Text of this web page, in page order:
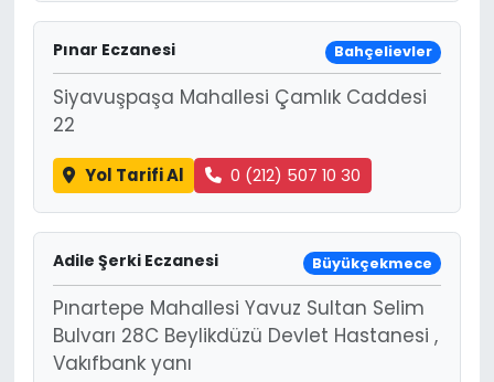
Pınar Eczanesi Bahçelievler
Siyavuşpaşa Mahallesi Çamlık Caddesi
22
Yol Tarifi Al 0 (212) 507 10 30
Adile Şerki Eczanesi Büyükçekmece
Pınartepe Mahallesi Yavuz Sultan Selim
Bulvarı 28C Beylikdüzü Devlet Hastanesi ,
Vakıfbank yanı